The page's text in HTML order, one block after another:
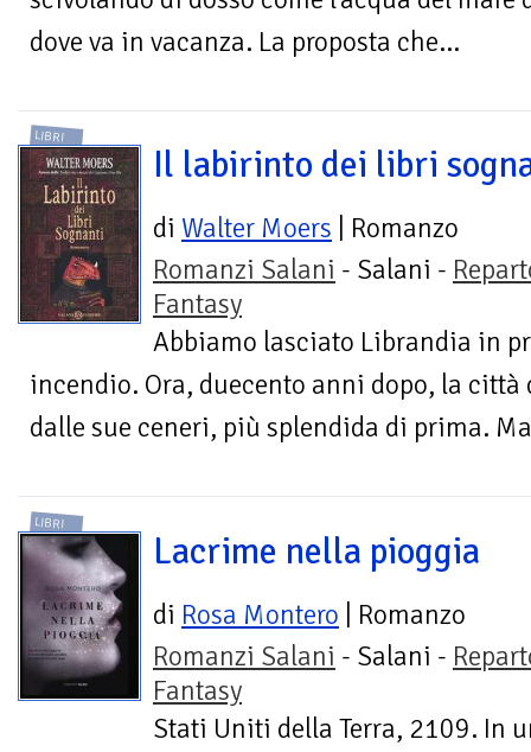
dove va in vacanza. La proposta che...
LIBRI
Il labirinto dei libri
di Walter Moers | Romanzo
Romanzi Salani - Salani -
Fantasy
Abbiamo lasciato Librandia in
incendio. Ora, duecento anni dopo, la
dalle sue ceneri, più splendida di prima.
LIBRI
Lacrime nella pioggia
di Rosa Montero | Romanzo
Romanzi Salani - Salani -
Fantasy
Stati Uniti della Terra, 2109. In